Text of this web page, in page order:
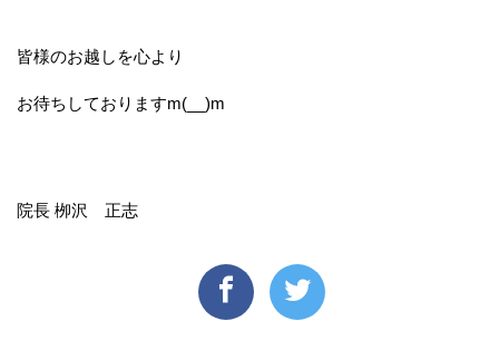
皆様のお越しを心より
お待ちしておりますm(__)m
院長 栁沢 正志